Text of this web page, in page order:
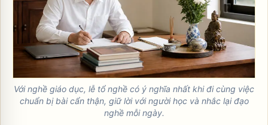
Với nghề giáo dục, lễ tổ nghề có ý nghĩa nhất khi đi cùng việc
chuẩn bị bài cẩn thận, giữ lời với người học và nhắc lại đạo
nghề mỗi ngày.